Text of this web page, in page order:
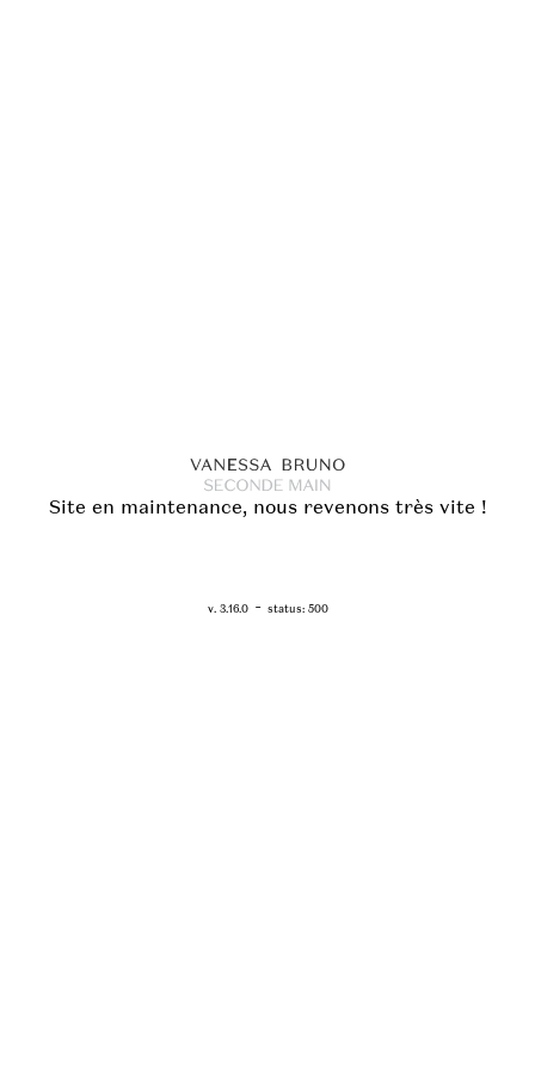
Site en maintenance, nous revenons très vite !
v. 3.16.0- status: 500